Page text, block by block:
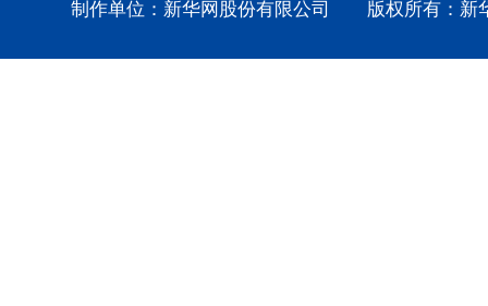
制作单位：新华网股份有限公司 版权所有：新